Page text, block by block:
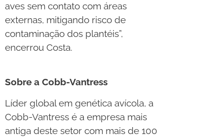
aves sem contato com áreas
externas, mitigando risco de
contaminação dos plantéis”,
encerrou Costa.
Sobre a Cobb-Vantress
Líder global em genética avícola, a
Cobb-Vantress é a empresa mais
antiga deste setor com mais de 100